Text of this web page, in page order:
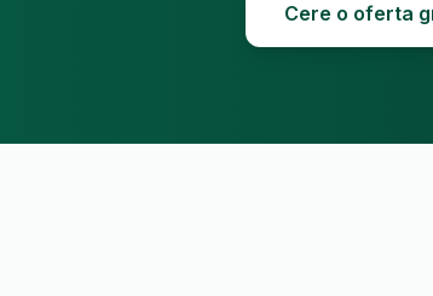
Cere o oferta